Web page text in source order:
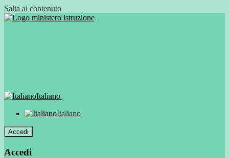
Salta al contenuto
Italiano
Italiano
Accedi
Accedi